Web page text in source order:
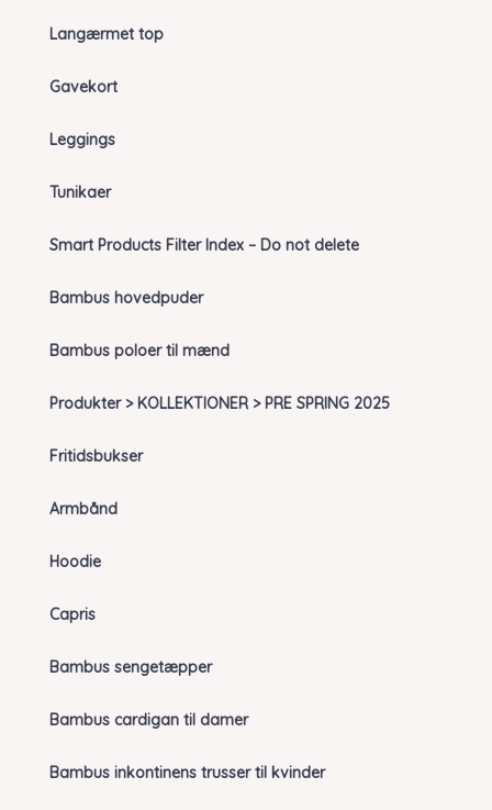
Langærmet top
Gavekort
Leggings
Tunikaer
Smart Products Filter Index – Do not delete
Bambus hovedpuder
Bambus poloer til mænd
Produkter > KOLLEKTIONER > PRE SPRING 2025
Fritidsbukser
Armbånd
Hoodie
Capris
Bambus sengetæpper
Bambus cardigan til damer
Bambus inkontinens trusser til kvinder